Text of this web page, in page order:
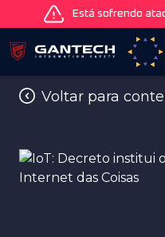
Está sofrendo
Voltar para